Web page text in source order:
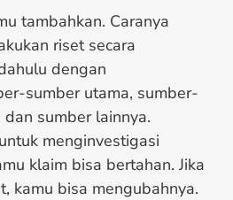
tambahkan. Caranya
riset secara
dengan
sumber utama, sumber-
sumber lainnya.
menginvestigasi
klaim bisa bertahan. Jika
kamu bisa mengubahnya.